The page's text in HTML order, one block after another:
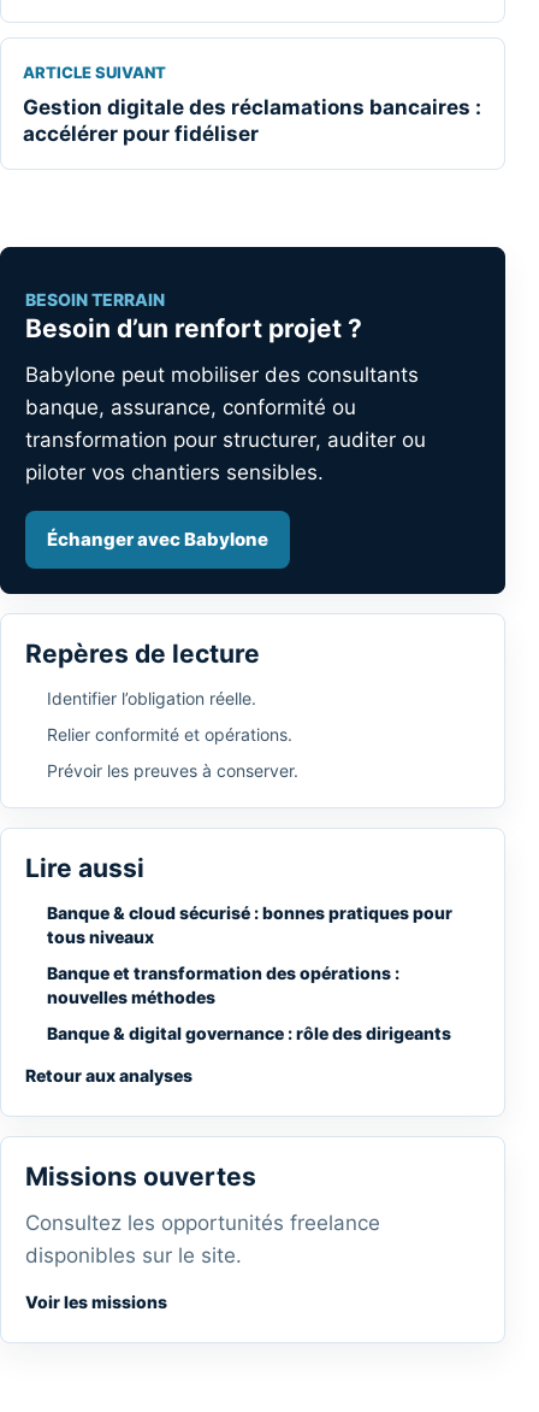
ARTICLE SUIVANT
Gestion digitale des réclamations bancaires :
accélérer pour fidéliser
BESOIN TERRAIN
Besoin d’un renfort projet ?
Babylone peut mobiliser des consultants
banque, assurance, conformité ou
transformation pour structurer, auditer ou
piloter vos chantiers sensibles.
Échanger avec Babylone
Repères de lecture
Identifier l’obligation réelle.
Relier conformité et opérations.
Prévoir les preuves à conserver.
Lire aussi
Banque & cloud sécurisé : bonnes pratiques pour
tous niveaux
Banque et transformation des opérations :
nouvelles méthodes
Banque & digital governance : rôle des dirigeants
Retour aux analyses
Missions ouvertes
Consultez les opportunités freelance
disponibles sur le site.
Voir les missions